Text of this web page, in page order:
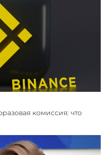
комиссия: что